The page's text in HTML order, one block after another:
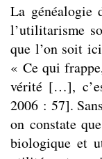
La généalogie
l’utilitarisme
que l’on soit
« Ce qui
vérité […],
2006 : 57].
on constate
biologique et